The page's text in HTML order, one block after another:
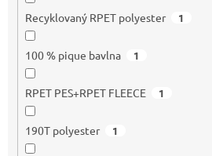
Recyklovaný RPET polyester 1
100 % pique bavlna 1
RPET PES+RPET FLEECE 1
190T polyester 1